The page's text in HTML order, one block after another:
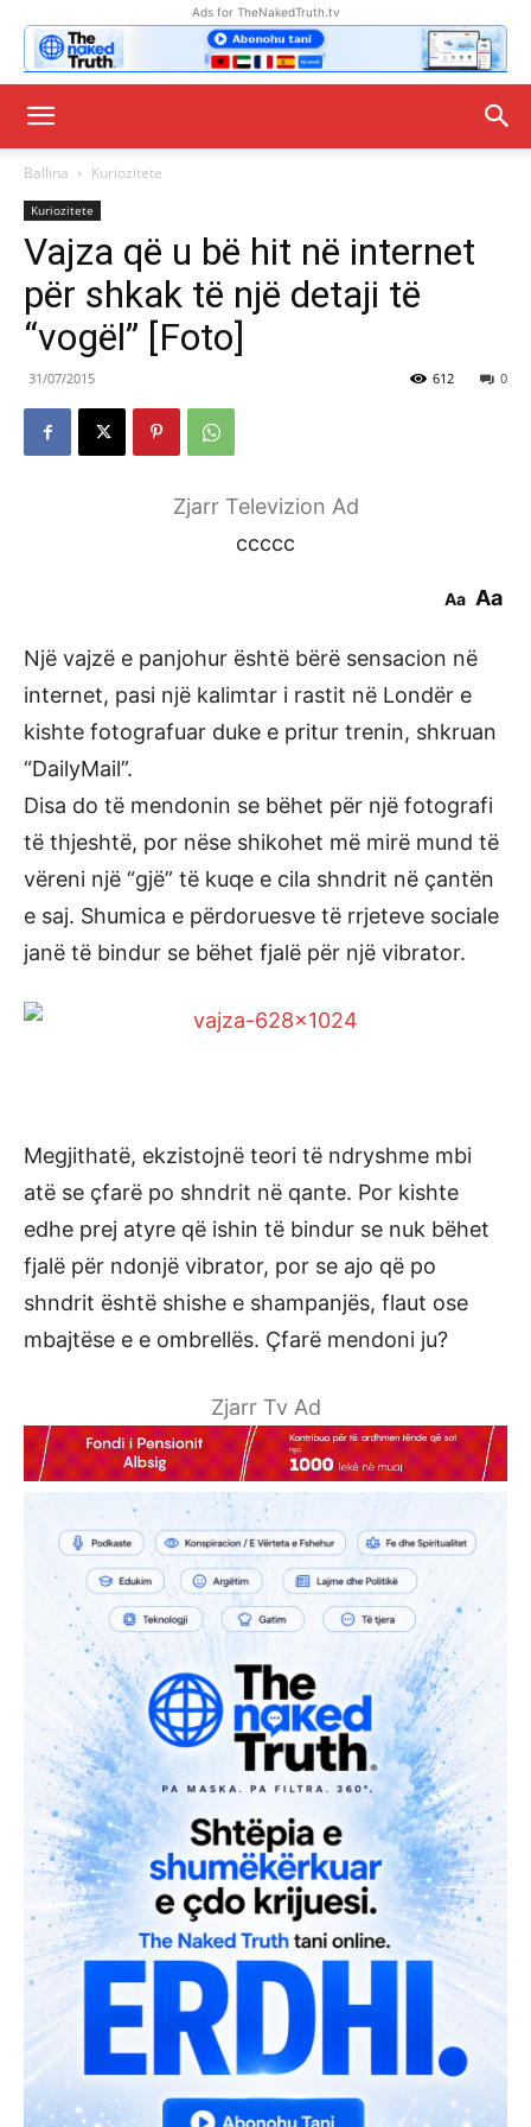
Ads for TheNakedTruth.tv
Ballina Kuriozitete
Kuriozitete
Vajza që u bë hit në internet
për shkak të një detaji të
“vogël” [Foto]
31/07/2015 0
612
Zjarr Televizion Ad
ccccc
Aa Aa
Një vajzë e panjohur është bërë sensacion në
internet, pasi një kalimtar i rastit në Londër e
kishte fotografuar duke e pritur trenin, shkruan
“DailyMail”.
Disa do të mendonin se bëhet për një fotografi
të thjeshtë, por nëse shikohet më mirë mund të
vëreni një “gjë” të kuqe e cila shndrit në çantën
e saj. Shumica e përdoruesve të rrjeteve sociale
janë të bindur se bëhet fjalë për një vibrator.
Megjithatë, ekzistojnë teori të ndryshme mbi
atë se çfarë po shndrit në qante. Por kishte
edhe prej atyre që ishin të bindur se nuk bëhet
fjalë për ndonjë vibrator, por se ajo që po
shndrit është shishe e shampanjës, flaut ose
mbajtëse e e ombrellës. Çfarë mendoni ju?
Zjarr Tv Ad